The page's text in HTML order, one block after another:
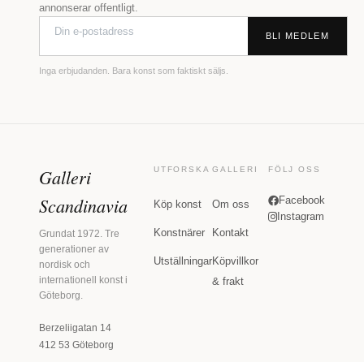
annonserar offentligt.
BLI MEDLEM
Inga erbjudanden. Bara konst som faktiskt säljs.
Galleri
Scandinavia
Grundat 1972. Tre
generationer av
nordisk och
internationell konst i
Göteborg.
Berzeliigatan 14
412 53 Göteborg
UTFORSKA
Köp konst
Konstnärer
Utställningar
GALLERI
Om oss
Kontakt
Köpvillkor
& frakt
FÖLJ OSS
Facebook
Instagram